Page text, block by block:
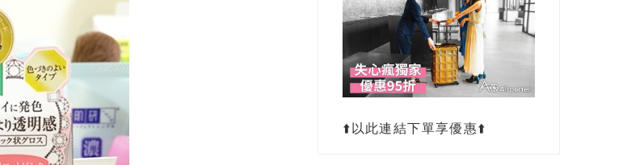
⬆️以此連結下單享優惠⬆️